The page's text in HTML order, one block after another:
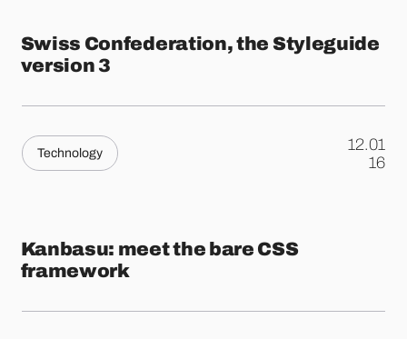
Swiss Confederation, the Styleguide
version 3
Technology
12.01
.16
Kanbasu: meet the bare CSS
framework